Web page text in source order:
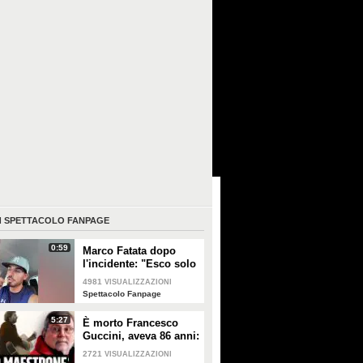
SPETTACOLO FANPAGE
0:59
Marco Fatata dopo
l'incidente: "Esco solo
di sera, i primi tempi
non riuscivo a
4981 VISUALIZZAZIONI
Spettacolo Fanpage
5:27
È morto Francesco
Guccini, aveva 86 anni:
è stato uno dei
2721 VISUALIZZAZIONI